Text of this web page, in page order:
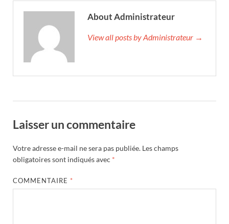
About Administrateur
View all posts by Administrateur →
Laisser un commentaire
Votre adresse e-mail ne sera pas publiée. Les champs
obligatoires sont indiqués avec *
COMMENTAIRE *